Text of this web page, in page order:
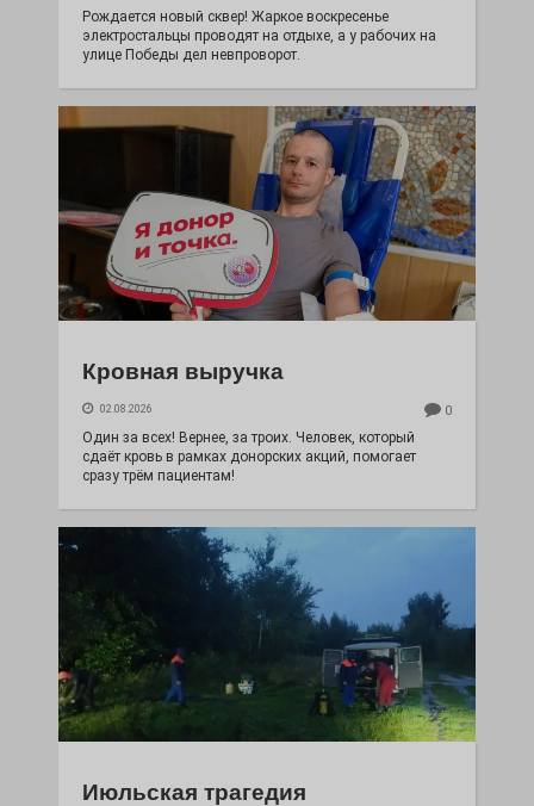
Рождается новый сквер! Жаркое воскресенье
электростальцы проводят на отдыхе, а у рабочих на
улице Победы дел невпроворот.
Кровная выручка
02.08.2026 0
Один за всех! Вернее, за троих. Человек, который
сдаёт кровь в рамках донорских акций, помогает
сразу трём пациентам!
Июльская трагедия